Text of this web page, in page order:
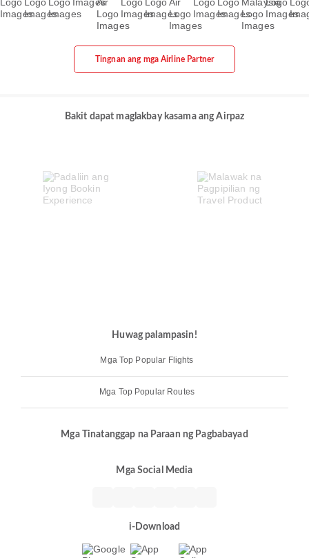
Tingnan ang mga Airline Partner
Bakit dapat maglakbay kasama ang Airpaz
Huwag palampasin!
Mga Top Popular Flights
Mga Top Popular Routes
Mga Tinatanggap na Paraan ng Pagbabayad
Mga Social Media
i-Download